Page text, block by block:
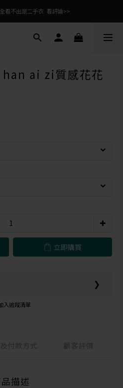
全看不出是二手衣  看評論>>
han ai zi質感花花
立即購買
❯
入追蹤清單
付款方式 顧客評價
描述